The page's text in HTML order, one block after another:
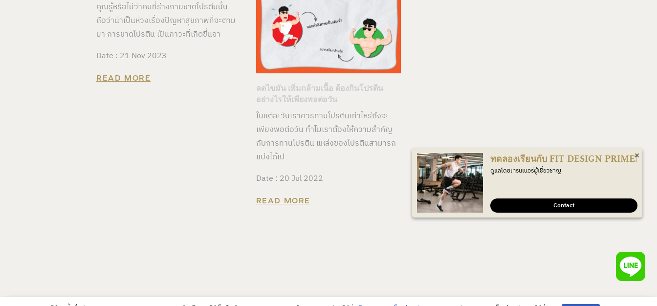
คุณรู้หรือไม่ว่าคนที่ร่างกายขาดโปรตีนนั้น
ถือว่าน่าเป็นห่วงเรื่องปัญหาสุขภาพที่จะตาม
มา การขาดโปรตีน เป็นภาวะที่เกิดขึ้นจา
Date : 21 Nov 2023
READ MORE
ลดไขมัน เพิ่มกล้ามเนื้อ ต้องกินโปรตีน
อย่างไรให้เพียงพอต่อวัน
ในแต่ละวันเราควรทานโปรตีนเท่าไหร่ถึงจะ
เพียงพอต่อวัน ทำไมเราต้องให้ความสำคัญ
กับการทานโปรตีน แหล่งของโปรตีนสามารถ
แบ่งได้เป
Date : 20 Jul 2022
READ MORE
ทดลองเรียนกับ FIT DESIGN PRIME!
ดูแลโดยเทรนเนอร์ผู้เชี่ยวชาญ
Contact